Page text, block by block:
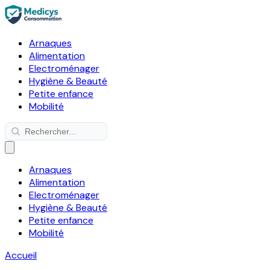
Arnaques
Alimentation
Electroménager
Hygiène & Beauté
Petite enfance
Mobilité
Arnaques
Alimentation
Electroménager
Hygiène & Beauté
Petite enfance
Mobilité
Accueil